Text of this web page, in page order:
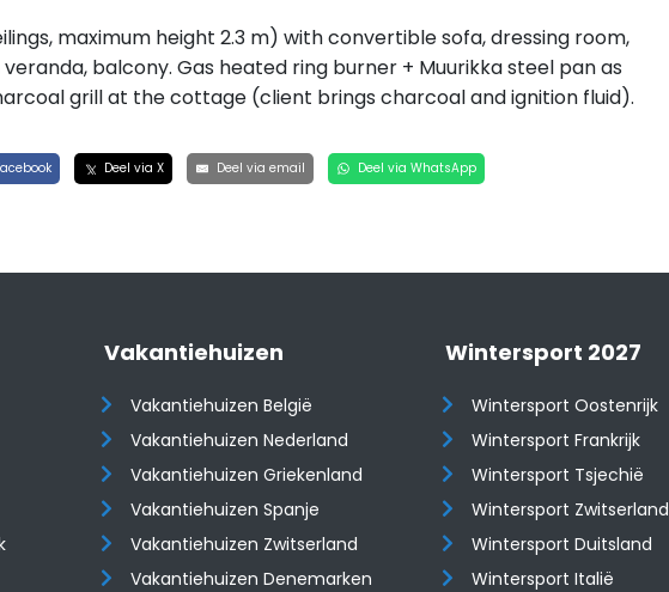
maximum height 2.3 m) with convertible sofa, dressing room,
balcony. Gas heated ring burner + Muurikka steel pan as
grill at the cottage (client brings charcoal and ignition fluid).
Deel via X Deel via email Deel via WhatsApp
Vakantiehuizen
Vakantiehuizen België
Vakantiehuizen Nederland
Vakantiehuizen Griekenland
Vakantiehuizen Spanje
​​​​​​​Vakantiehuizen Zwitserland
Vakantiehuizen Denemarken
Wintersport 2027
Wintersport Oostenrijk
Wintersport Frankrijk
Wintersport Tsjechië
Wintersport Zwitserland
Wintersport Duitsland
Wintersport Italië